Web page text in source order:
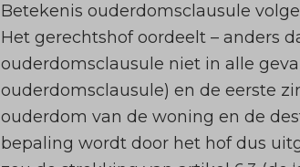
Betekenis ouderdomsclausule
Het gerechtshof oordeelt – anders
ouderdomsclausule niet in alle
ouderdomsclausule) en de eerste
ouderdom van de woning en de
bepaling wordt door het hof dus